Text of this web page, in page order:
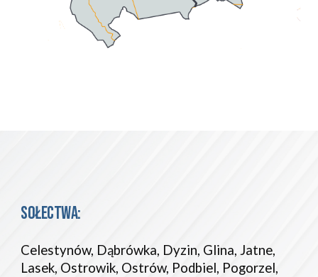
SOŁECTWA:
Celestynów, Dąbrówka, Dyzin, Glina, Jatne,
Lasek, Ostrowik, Ostrów, Podbiel, Pogorzel,